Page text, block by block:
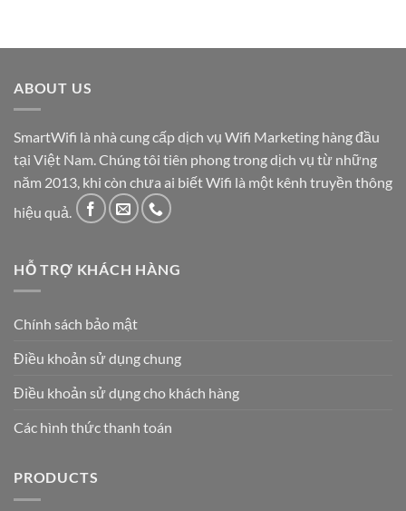
ABOUT US
SmartWifi là nhà cung cấp dịch vụ Wifi Marketing hàng đầu
tại Việt Nam. Chúng tôi tiên phong trong dịch vụ từ những
năm 2013, khi còn chưa ai biết Wifi là một kênh truyền thông
hiệu quả.
HỖ TRỢ KHÁCH HÀNG
Chính sách bảo mật
Điều khoản sử dụng chung
Điều khoản sử dụng cho khách hàng
Các hình thức thanh toán
PRODUCTS